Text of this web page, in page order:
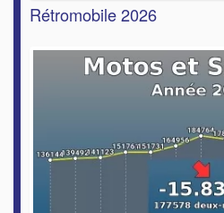
Rétromobile 2026